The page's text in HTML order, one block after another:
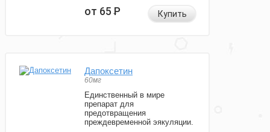
от 65Р Купить
Дапоксетин
60мг
Единственный в мире
препарат для
предотвращения
преждевременной эякуляции.